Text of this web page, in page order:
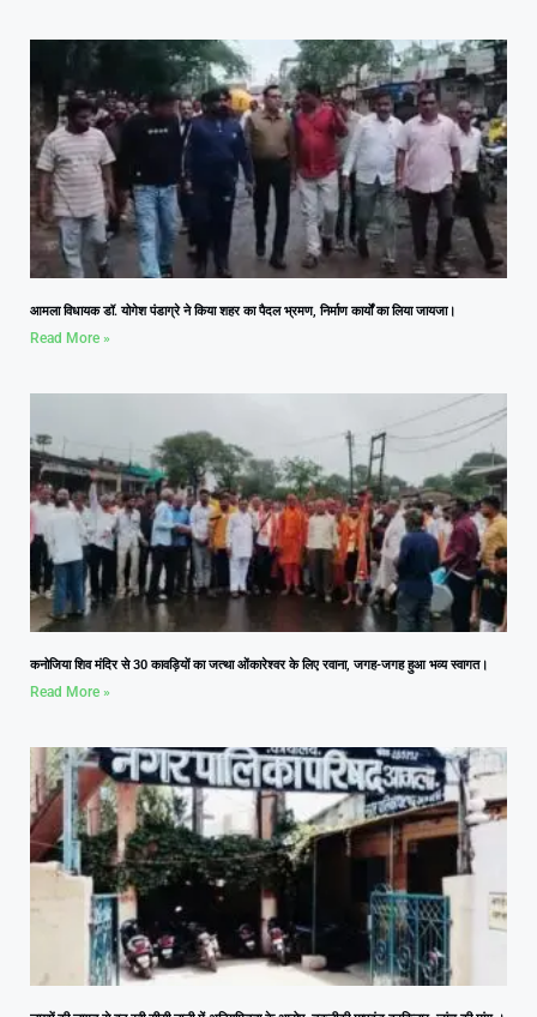
आमला विधायक डॉ. योगेश पंडाग्रे ने किया शहर का पैदल भ्रमण, निर्माण कार्यों का लिया जायजा।
Read More »
कनोजिया शिव मंदिर से 30 कावड़ियों का जत्था ओंकारेश्वर के लिए रवाना, जगह-जगह हुआ भव्य स्वागत।
Read More »